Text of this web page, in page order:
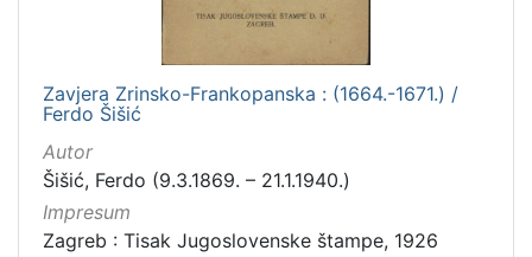
Zavjera Zrinsko-Frankopanska : (1664.-1671.) /
Ferdo Šišić
Autor
Šišić, Ferdo (9.3.1869. – 21.1.1940.)
Impresum
Zagreb : Tisak Jugoslovenske štampe, 1926